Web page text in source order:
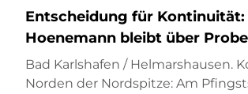
Entscheidung für Kontinuität:
Hoenemann bleibt über
Bad Karlshafen / Helmarshausen.
Norden der Nordspitze: Am